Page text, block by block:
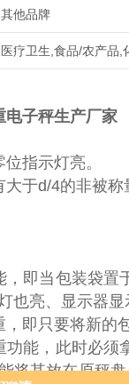
其他品牌
医疗卫生,食品/农产品,
电子秤生产厂家
指示灯亮。
大于d/4的非被
，即当包装袋置
也亮、显示器显
，即只要将新的
功能，此时必须
将其放在原秤